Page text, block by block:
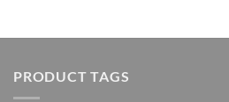
PRODUCT TAGS